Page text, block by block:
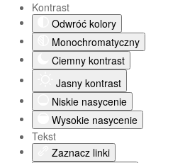
Kontrast
Odwróć kolory
Monochromatyczny
Ciemny kontrast
Jasny kontrast
Niskie nasycenie
Wysokie nasycenie
Tekst
Zaznacz linki